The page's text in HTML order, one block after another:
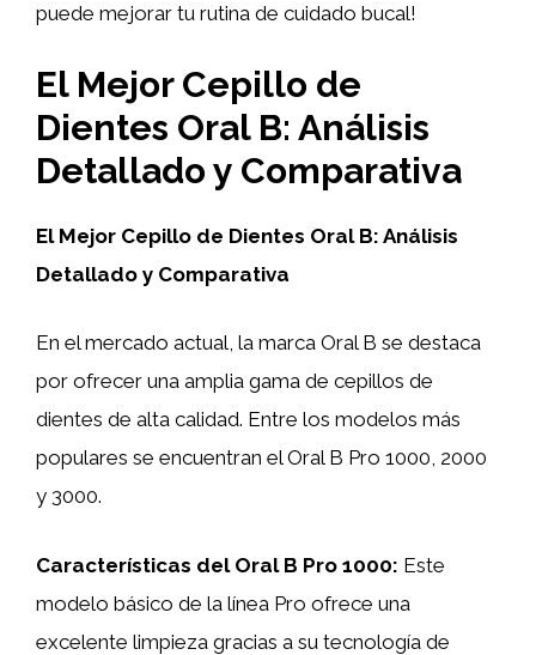
puede mejorar tu rutina de cuidado bucal!
El Mejor Cepillo de
Dientes Oral B: Análisis
Detallado y Comparativa
El Mejor Cepillo de Dientes Oral B: Análisis
Detallado y Comparativa
En el mercado actual, la marca Oral B se destaca
por ofrecer una amplia gama de cepillos de
dientes de alta calidad. Entre los modelos más
populares se encuentran el Oral B Pro 1000, 2000
y 3000.
Características del Oral B Pro 1000: Este
modelo básico de la línea Pro ofrece una
excelente limpieza gracias a su tecnología de